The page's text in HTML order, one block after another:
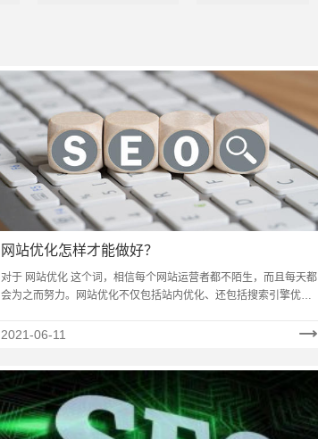
网站优化怎样才能做好？
对于 网站优化 这个词，相信每个网站运营者都不陌生，而且每天都
会为之而努力。网站优化不仅包括站内优化、还包括搜索引擎优
2021-06-11